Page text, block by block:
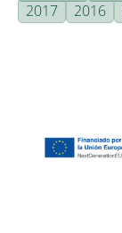
2017
2016